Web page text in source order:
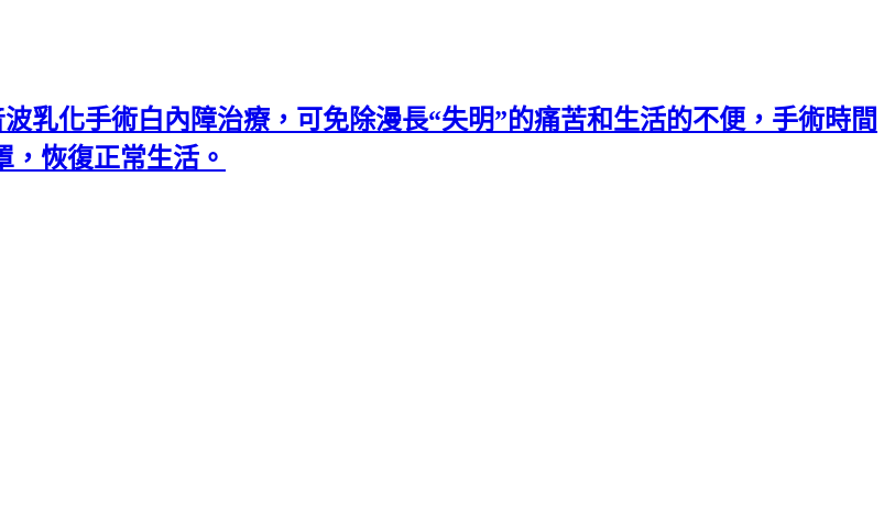
乳化手術白內障治療，可免除漫長“失明”的痛苦和生活的不便，手術時間
恢復正常生活。